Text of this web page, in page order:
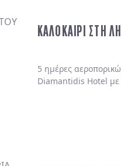
ΚΑΛΟΚΑΙΡΙ ΣΤΗ
5 ημέρες
Diamantidis Hotel